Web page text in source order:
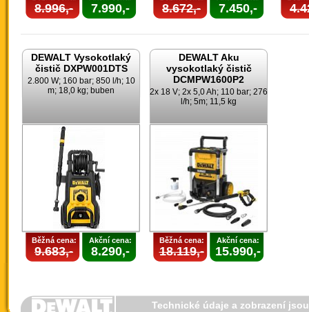
8.996,- 7.990,- 8.672,- 7.450,-
DEWALT Vysokotlaký
čistič DXPW001DTS
2.800 W; 160 bar; 850 l/h; 10
m; 18,0 kg; buben
Běžná cena:
9.683,-
Akční cena:
8.290,-
DEWALT Aku
vysokotlaký čistič
DCMPW1600P2
2x 18 V; 2x 5,0 Ah; 110 bar; 276
l/h; 5m; 11,5 kg
Běžná cena:
18.119,-
Akční cena:
15.990,-
Technické údaje a zobrazení